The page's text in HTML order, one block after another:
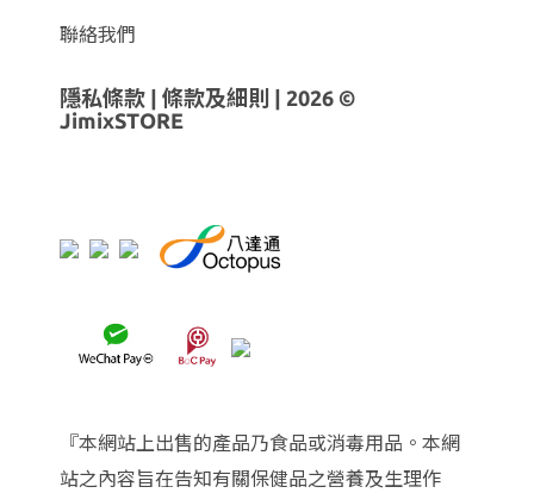
聯絡我們
隱私條款 | 條款及細則 | 2026 ©
JimixSTORE
『本網站上出售的產品乃食品或消毒用品。本網
站之內容旨在告知有關保健品之營養及生理作